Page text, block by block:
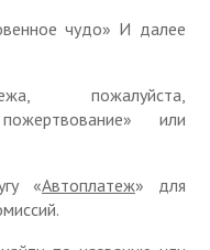
чудо» И далее
пожалуйста,
или
«Автоплатеж» для